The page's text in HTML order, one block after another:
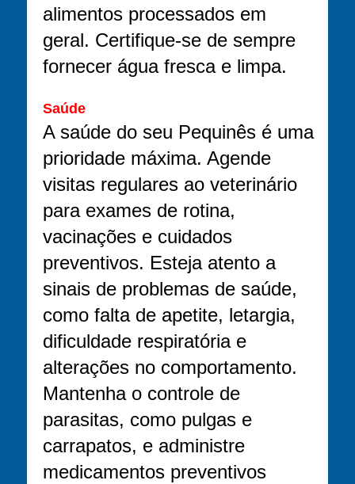
alimentos processados em
geral. Certifique-se de sempre
fornecer água fresca e limpa.
Saúde
A saúde do seu Pequinês é uma
prioridade máxima. Agende
visitas regulares ao veterinário
para exames de rotina,
vacinações e cuidados
preventivos. Esteja atento a
sinais de problemas de saúde,
como falta de apetite, letargia,
dificuldade respiratória e
alterações no comportamento.
Mantenha o controle de
parasitas, como pulgas e
carrapatos, e administre
medicamentos preventivos